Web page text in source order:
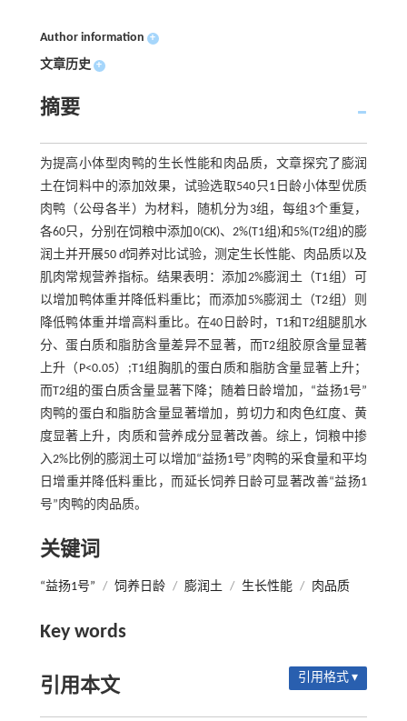
Author information +
文章历史 +
摘要
为提高小体型肉鸭的生长性能和肉品质，文章探究了膨润
土在饲料中的添加效果，试验选取540只1日龄小体型优质
肉鸭（公母各半）为材料，随机分为3组，每组3个重复，
各60只，分别在饲粮中添加0(CK)、2%(T1组)和5%(T2组)的膨
润土并开展50 d饲养对比试验，测定生长性能、肉品质以及
肌肉常规营养指标。结果表明：添加2%膨润土（T1组）可
以增加鸭体重并降低料重比；而添加5%膨润土（T2组）则
降低鸭体重并增高料重比。在40日龄时，T1和T2组腿肌水
分、蛋白质和脂肪含量差异不显著，而T2组胶原含量显著
上升（P<0.05）;T1组胸肌的蛋白质和脂肪含量显著上升；
而T2组的蛋白质含量显著下降；随着日龄增加，“益扬1号”
肉鸭的蛋白和脂肪含量显著增加，剪切力和肉色红度、黄
度显著上升，肉质和营养成分显著改善。综上，饲粮中掺
入2%比例的膨润土可以增加“益扬1号”肉鸭的采食量和平均
日增重并降低料重比，而延长饲养日龄可显著改善“益扬1
号”肉鸭的肉品质。
关键词
“益扬1号” / 饲养日龄 / 膨润土 / 生长性能 / 肉品质
Key words
引用本文 引用格式 ▾